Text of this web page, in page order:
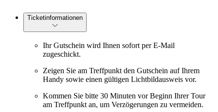
Ticketinformationen
Ihr Gutschein wird Ihnen sofort per E-Mail
zugeschickt.
Zeigen Sie am Treffpunkt den Gutschein auf Ihrem
Handy sowie einen gültigen Lichtbildausweis vor.
Kommen Sie bitte 30 Minuten vor Beginn Ihrer Tour
am Treffpunkt an, um Verzögerungen zu vermeiden.